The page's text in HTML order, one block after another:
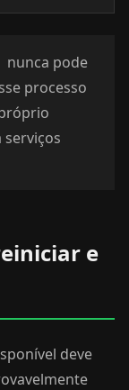
nunca pode
processo
serviços
e
deve